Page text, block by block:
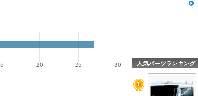
人気パーツランキング